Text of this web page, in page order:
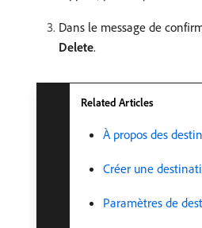
Dans le message de
Delete.
Related Articles
À propos des
Créer une
Paramètres de